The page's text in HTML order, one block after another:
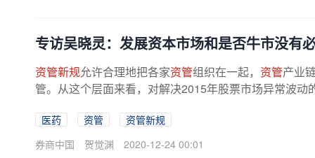
专访吴晓灵：发展资本市场和是否牛市没有
资管新规允许合理地把各家资管组织在一起， 资管产业
管。从这个层面来看，对解决2015年股票市场异常波动
医药 资管
资管新规
券商中国
贺觉渊 2020-12-24 00:01